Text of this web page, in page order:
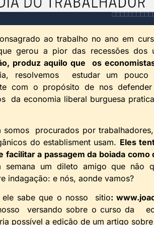
ao trabalho no ano em
gerou a pior das recessões dos
produz aquilo que os
resolvemos estudar um pouco
com o propósito de nos
da economia liberal burguesa
procurados por
do establisment usam. Eles
a passagem da boiada
semana um dileto amigo que não
indagação: e nós, aonde vamos?
sabe que o nosso sitio:
versando sobre o curso da
possível a edição de um artigo